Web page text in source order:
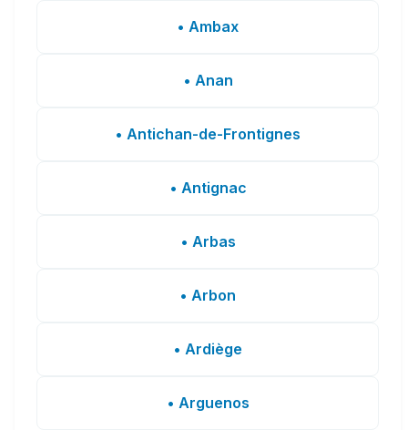
• Ambax
• Anan
• Antichan-de-Frontignes
• Antignac
• Arbas
• Arbon
• Ardiège
• Arguenos